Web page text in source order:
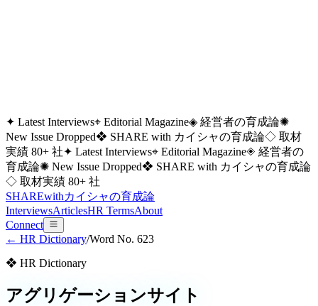
✦ Latest Interviews⌖ Editorial Magazine◈ 経営者の育成論✺
New Issue Dropped❖ SHARE with カイシャの育成論◇ 取材
実績 80+ 社✦ Latest Interviews⌖ Editorial Magazine◈ 経営者の
育成論✺ New Issue Dropped❖ SHARE with カイシャの育成論
◇ 取材実績 80+ 社
SHAREwithカイシャの育成論
InterviewsArticlesHR TermsAbout
Connect
← HR Dictionary/Word No. 623
❖ HR Dictionary
アグリゲーションサイト